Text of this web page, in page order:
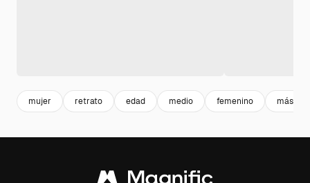
mujer retrato edad medio femenino más